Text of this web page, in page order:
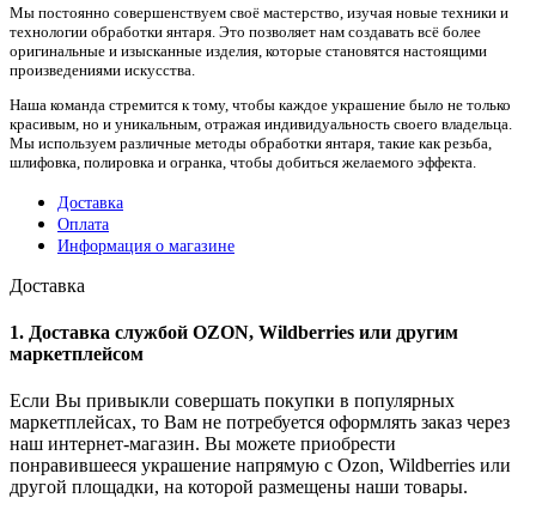
Мы постоянно совершенствуем своё мастерство, изучая новые техники и
технологии обработки янтаря. Это позволяет нам создавать всё более
оригинальные и изысканные изделия, которые становятся настоящими
произведениями искусства.
Наша команда стремится к тому, чтобы каждое украшение было не только
красивым, но и уникальным, отражая индивидуальность своего владельца.
Мы используем различные методы обработки янтаря, такие как резьба,
шлифовка, полировка и огранка, чтобы добиться желаемого эффекта.
Доставка
Оплата
Информация о магазине
Доставка
1. Доставка службой OZON, Wildberries или другим
маркетплейсом
Если Вы привыкли совершать покупки в популярных
маркетплейсах, то Вам не потребуется оформлять заказ через
наш интернет-магазин. Вы можете приобрести
понравившееся украшение напрямую с Ozon, Wildberries или
другой площадки, на которой размещены наши товары.